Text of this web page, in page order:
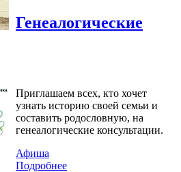
Генеалогические
Приглашаем всех, кто хочет
узнать историю своей семьи и
составить родословную, на
генеалогические консультации.
Афиша
Подробнее